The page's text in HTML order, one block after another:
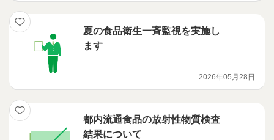
夏の食品衛生一斉監視を実施し
ます
2026年05月28日
都内流通食品の放射性物質検査
結果について